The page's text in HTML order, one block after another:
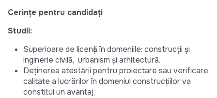
Cerințe pentru candidați
Studii:
Superioare de licență în domeniile: construcții și
inginerie civilă, urbanism și arhitectură.
Deținerea atestării pentru proiectare sau verificare
calitate a lucrărilor în domeniul construcțiilor va
constitui un avantaj.